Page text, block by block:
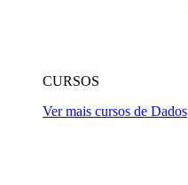
CURSOS
Ver mais cursos de Dados